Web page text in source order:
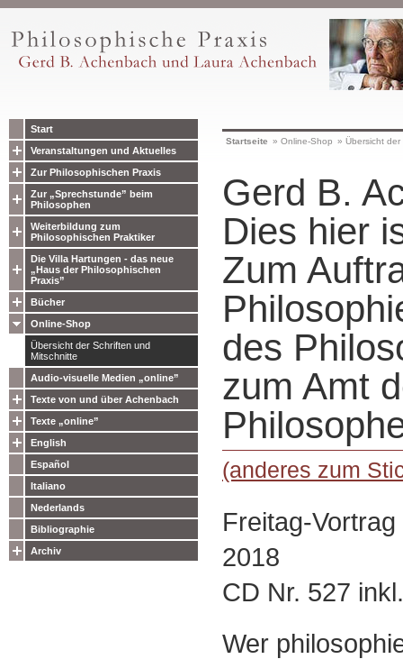
Start
Veranstaltungen und Aktuelles
Zur Philosophischen Praxis
Zur „Sprechstunde” beim
Philosophen
Weiterbildung zum
Philosophischen Praktiker
Die Villa Hartungen - das neue
„Haus der Philosophischen
Praxis”
Bücher
Online-Shop
Übersicht der Schriften und
Mitschnitte
Audio-visuelle Medien „online”
Texte von und über Achenbach
Texte „online”
English
Español
Italiano
Nederlands
Bibliographie
Archiv
Startseite » Online-Shop » Übersicht
Gerd B.
Dies hier
Zum
des
zum Amt
(anderes zum
Freitag-
2018
CD Nr. 527
Wer